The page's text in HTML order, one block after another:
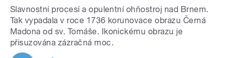
Slavnostní procesí a opulentní ohňostroj nad Brnem.
Tak vypadala v roce 1736 korunovace obrazu Černá
Madona od sv. Tomáše. Ikonickému obrazu je
přisuzována zázračná moc.